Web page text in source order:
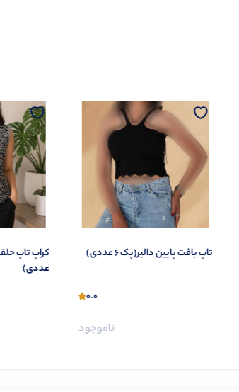
تاپ بافت پایین دالبر(پک 6 عددی)
0.0
ناموجود
عددی)